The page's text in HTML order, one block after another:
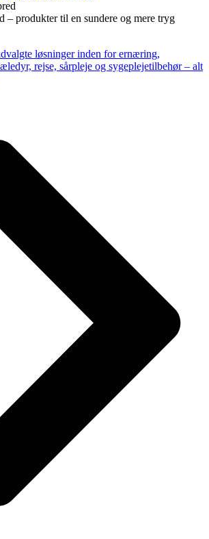
– produkter til en sundere og mere tryg
løsninger inden for ernæring,
rejse, sårpleje og sygeplejetilbehør – alt